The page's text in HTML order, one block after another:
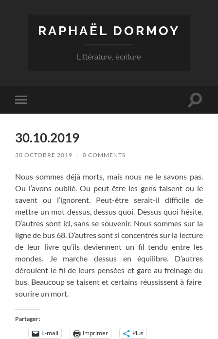
RAPHAËL DORMOY
Littérature, écriture
Toggle
mobile
Toggle
30.10.2019
30 OCTOBRE 2019 / 0 COMMENTS
Nous sommes déjà morts, mais nous ne le savons pas.
Ou l’avons oublié. Ou peut-être les gens taisent ou le
savent ou l’ignorent. Peut-être serait-il difficile de
mettre un mot dessus, dessus quoi. Dessus quoi hésite.
D’autres sont ici, sans se souvenir. Nous sommes sur la
ligne de bus 68. D’autres sont si concentrés sur la lecture
de leur livre qu’ils deviennent un fil tendu entre les
mondes. Je marche dessus en équilibre. D’autres
déroulent le fil de leurs pensées et gare au freinage du
bus. Beaucoup se taisent et certains réussissent à faire
sourire un mort.
Partager :
E-mail Imprimer Plus